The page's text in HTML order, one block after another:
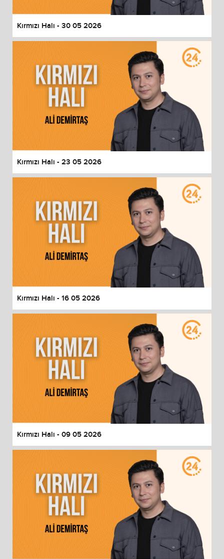
Kırmızı Halı - 30 05 2026
Kırmızı Halı - 23 05 2026
Kırmızı Halı - 16 05 2026
Kırmızı Halı - 09 05 2026